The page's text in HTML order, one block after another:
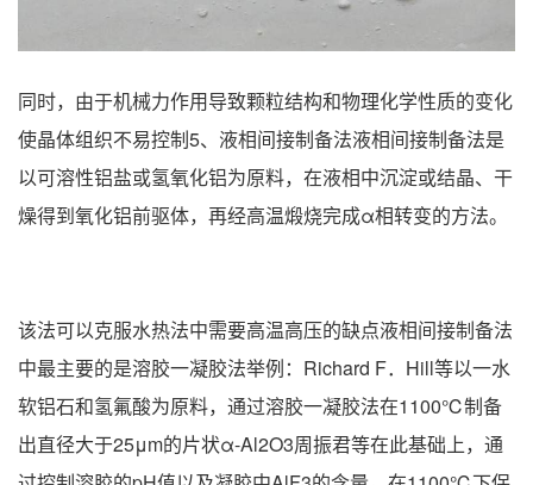
同时，由于机械力作用导致颗粒结构和物理化学性质的变化
使晶体组织不易控制5、液相间接制备法液相间接制备法是
以可溶性铝盐或氢氧化铝为原料，在液相中沉淀或结晶、干
燥得到氧化铝前驱体，再经高温煅烧完成α相转变的方法。
该法可以克服水热法中需要高温高压的缺点液相间接制备法
中最主要的是溶胶一凝胶法举例：Richard F．Hill等以一水
软铝石和氢氟酸为原料，通过溶胶一凝胶法在1100℃制备
出直径大于25μm的片状α-Al2O3周振君等在此基础上，通